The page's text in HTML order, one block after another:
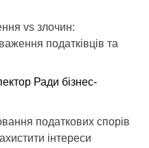
vs злочин:
податківців та
Ради бізнес-
податкових спорів
інтереси